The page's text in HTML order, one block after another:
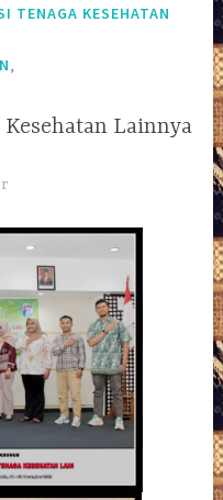
TENAGA KESEHATAN
,
Lainnya